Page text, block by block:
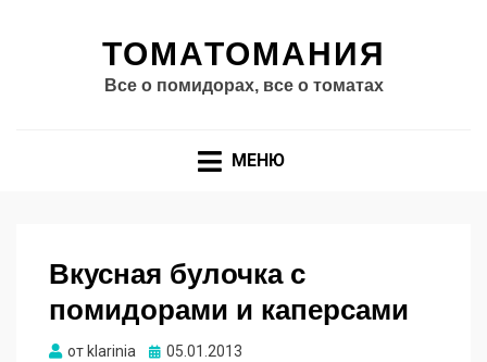
ТОМАТОМАНИЯ
Все о помидорах, все о томатах
МЕНЮ
Вкусная булочка с
помидорами и каперсами
от klarinia Опубликовано
05.01.2013